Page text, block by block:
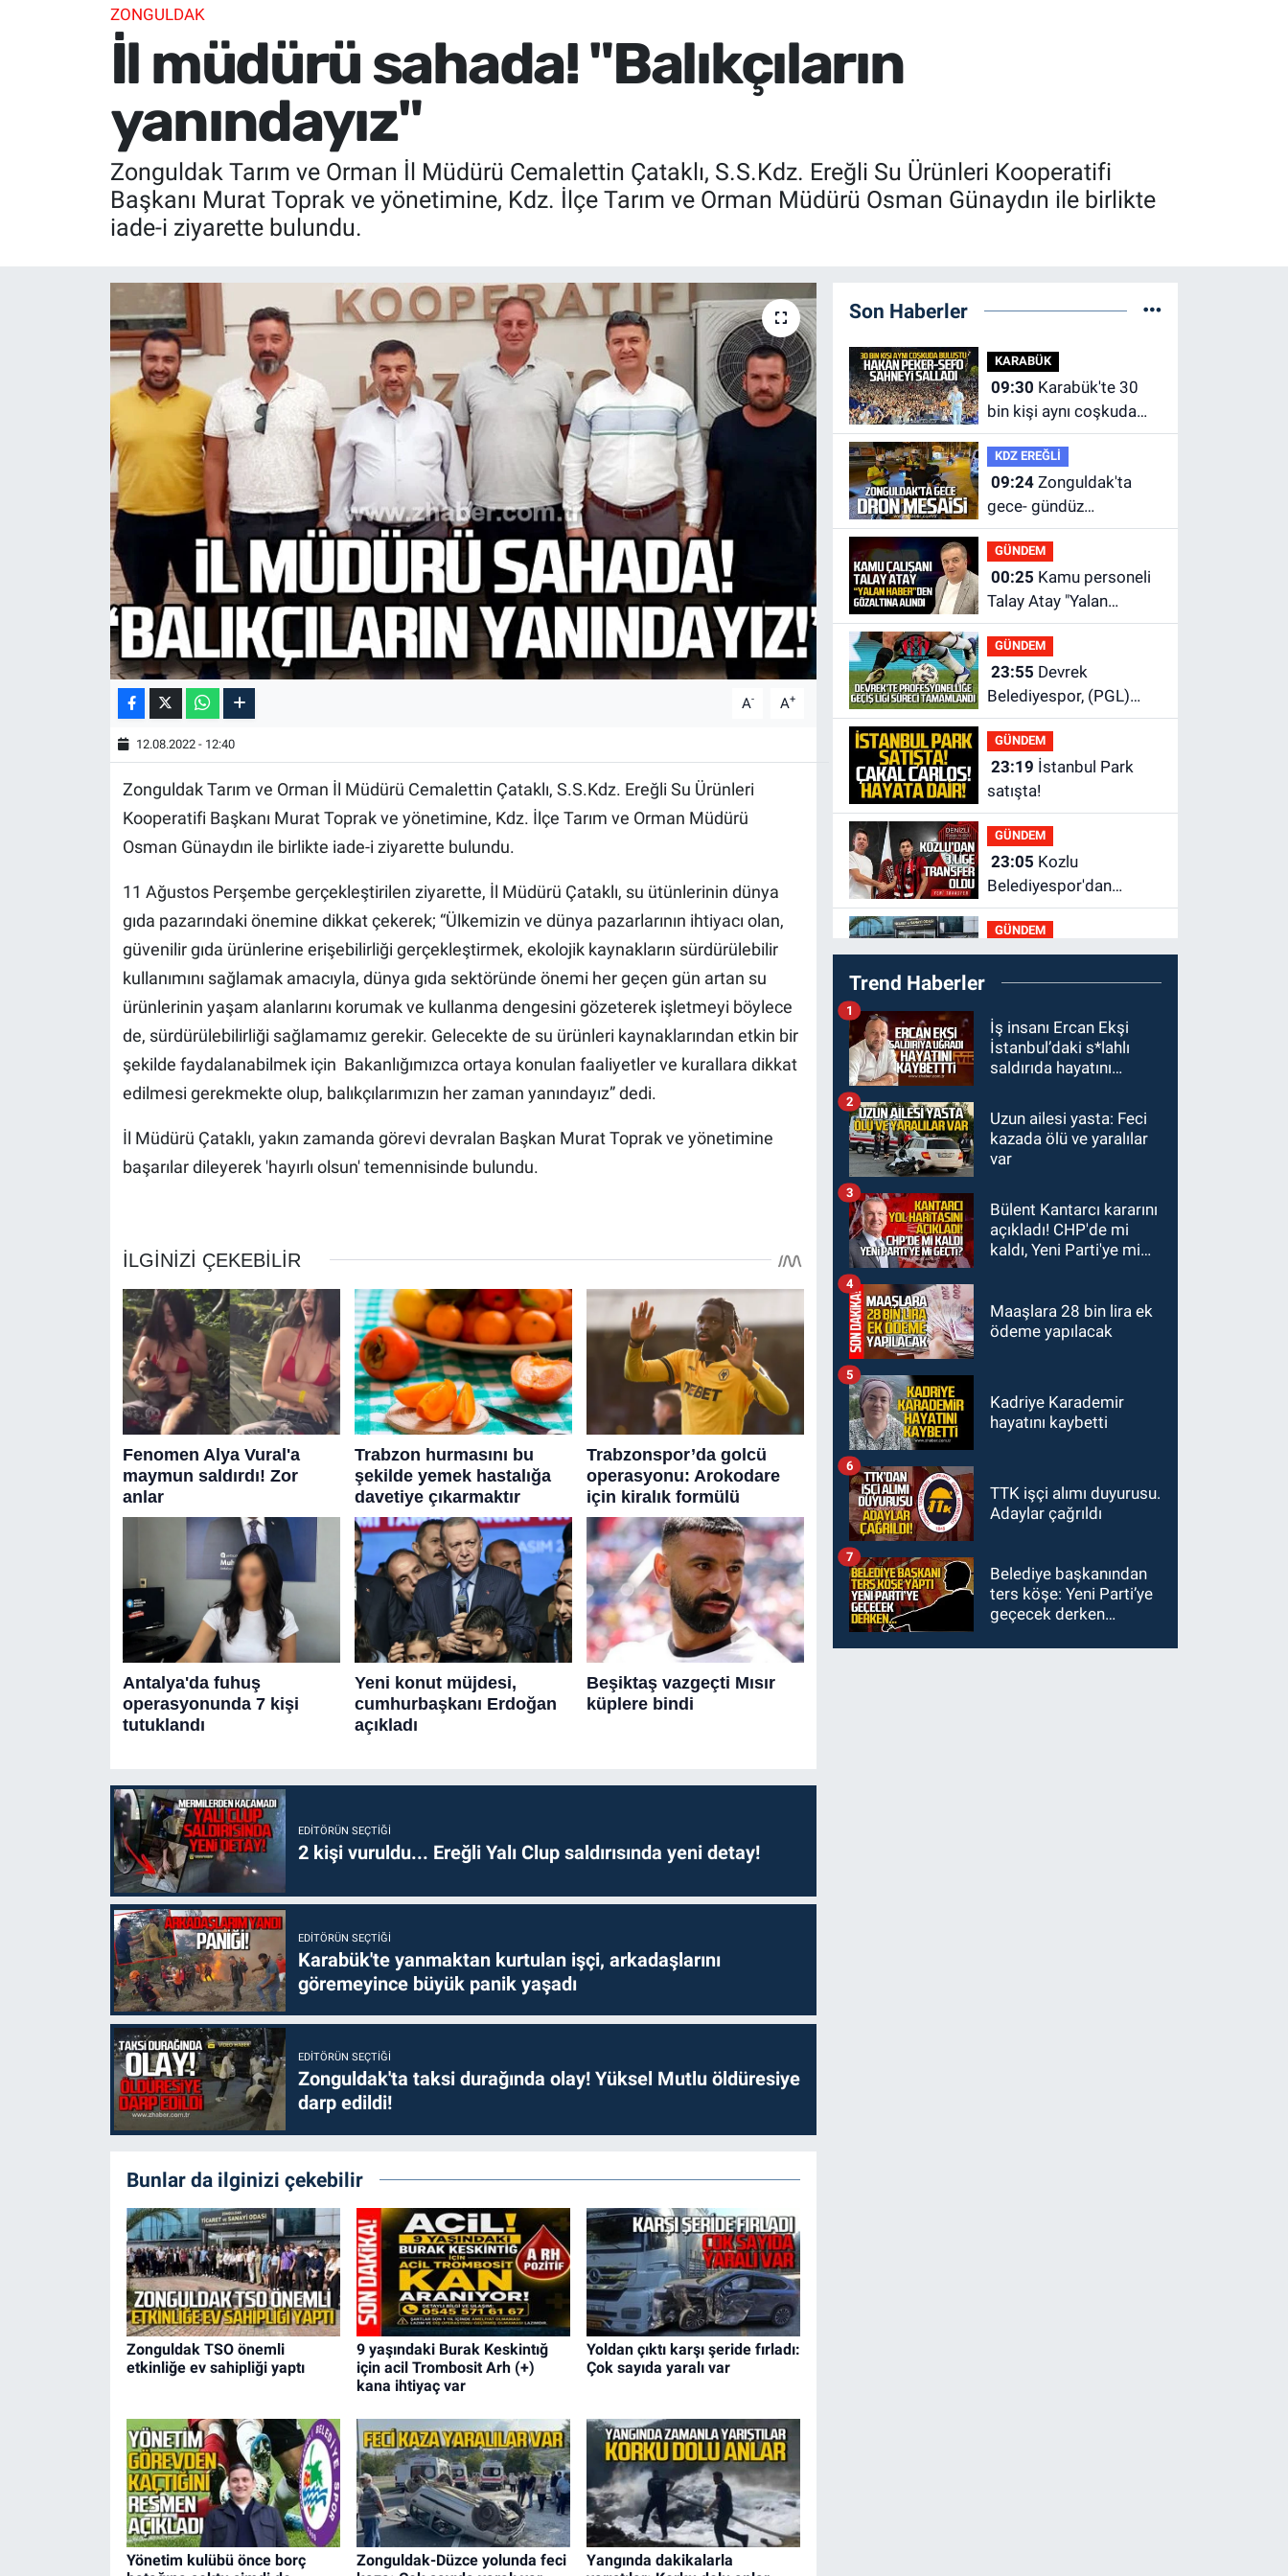
ZONGULDAK
İl müdürü sahada! "Balıkçıların
yanındayız"
Zonguldak Tarım ve Orman İl Müdürü Cemalettin Çataklı, S.S.Kdz. Ereğli Su Ürünleri Kooperatifi
Başkanı Murat Toprak ve yönetimine, Kdz. İlçe Tarım ve Orman Müdürü Osman Günaydın ile birlikte
iade-i ziyarette bulundu.
A- A+
12.08.2022 - 12:40
Zonguldak Tarım ve Orman İl Müdürü Cemalettin Çataklı, S.S.Kdz. Ereğli Su Ürünleri
Kooperatifi Başkanı Murat Toprak ve yönetimine, Kdz. İlçe Tarım ve Orman Müdürü
Osman Günaydın ile birlikte iade-i ziyarette bulundu.
11 Ağustos Perşembe gerçekleştirilen ziyarette, İl Müdürü Çataklı, su ütünlerinin dünya
gıda pazarındaki önemine dikkat çekerek; “Ülkemizin ve dünya pazarlarının ihtiyacı olan,
güvenilir gıda ürünlerine erişebilirliği gerçekleştirmek, ekolojik kaynakların sürdürülebilir
kullanımını sağlamak amacıyla, dünya gıda sektöründe önemi her geçen gün artan su
ürünlerinin yaşam alanlarını korumak ve kullanma dengesini gözeterek işletmeyi böylece
de, sürdürülebilirliği sağlamamız gerekir. Gelecekte de su ürünleri kaynaklarından etkin bir
şekilde faydalanabilmek için Bakanlığımızca ortaya konulan faaliyetler ve kurallara dikkat
edilmesi gerekmekte olup, balıkçılarımızın her zaman yanındayız” dedi.
İl Müdürü Çataklı, yakın zamanda görevi devralan Başkan Murat Toprak ve yönetimine
başarılar dileyerek 'hayırlı olsun' temennisinde bulundu.
EDITÖRÜN SEÇTIĞI
2 kişi vuruldu... Ereğli Yalı Clup saldırısında yeni detay!
EDITÖRÜN SEÇTIĞI
Karabük'te yanmaktan kurtulan işçi, arkadaşlarını
göremeyince büyük panik yaşadı
EDITÖRÜN SEÇTIĞI
Zonguldak'ta taksi durağında olay! Yüksel Mutlu öldüresiye
darp edildi!
Bunlar da ilginizi çekebilir
Zonguldak TSO önemli
etkinliğe ev sahipliği yaptı
9 yaşındaki Burak Keskintığ
için acil Trombosit Arh (+)
kana ihtiyaç var
Yoldan çıktı karşı şeride fırladı:
Çok sayıda yaralı var
Yönetim kulübü önce borç
Zonguldak-Düzce yolunda feci
Yangında dakikalarla
Son Haberler
KARABÜK
09:30
bin kişi aynı coşkuda
buluştu.
KDZ EREĞLİ
09:24Zonguldak'ta
gece- gündüz
ekiplerden dron destekli
denetim.
GÜNDEM
00:25
Talay Atay "Yalan
Haber"den gözaltına
alındı
GÜNDEM
23:55
Belediyespor, (PGL)
sürecini resmi olarak
tamamladı
GÜNDEM
23:19
satışta!
GÜNDEM
23:05
Belediyespor'dan
3.Lig'e transfer oldu
GÜNDEM
22:33Zonguldak TSO
önemli etkinliğe ev
GÜNDEM
22:119 yaşındaki
Burak Keskintığ için acil
ihtiyaç var
GÜNDEM
21:50Yoldan çıktı karşı
şeride fırladı: Çok
GÜNDEM
21:38Ercüment
Ünal'dan acık haber
dayanamadı
Trend Haberler
İş insanı Ercan Ekşi
İstanbul’daki s*lahlı
saldırıda hayatını
1
Uzun ailesi yasta: Feci
kazada ölü ve yaralılar
var
2
Bülent Kantarcı kararını
açıkladı! CHP'de mi
kaldı, Yeni Parti'ye mi
3
Maaşlara 28 bin lira ek
ödeme yapılacak
4
Kadriye Karademir
hayatını kaybetti
5
TTK işçi alımı duyurusu.
Adaylar çağrıldı
6
Belediye başkanından
ters köşe: Yeni Parti’ye
geçecek derken…
7